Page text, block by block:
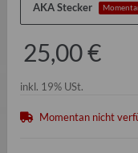
AKA Stecker
25,00 €
inkl. 19% USt.
Momentan nicht